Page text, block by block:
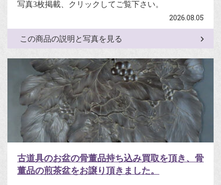
写真3枚掲載、クリックしてご覧下さい。
2026.08.05
この商品の説明と写真を見る
古道具のお盆の骨董品持ち込み買取を頂き、骨
董品の煎茶盆をお譲り頂きました。